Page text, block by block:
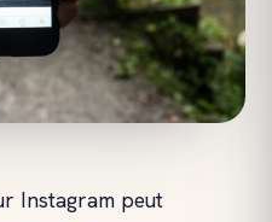
Instagram peut